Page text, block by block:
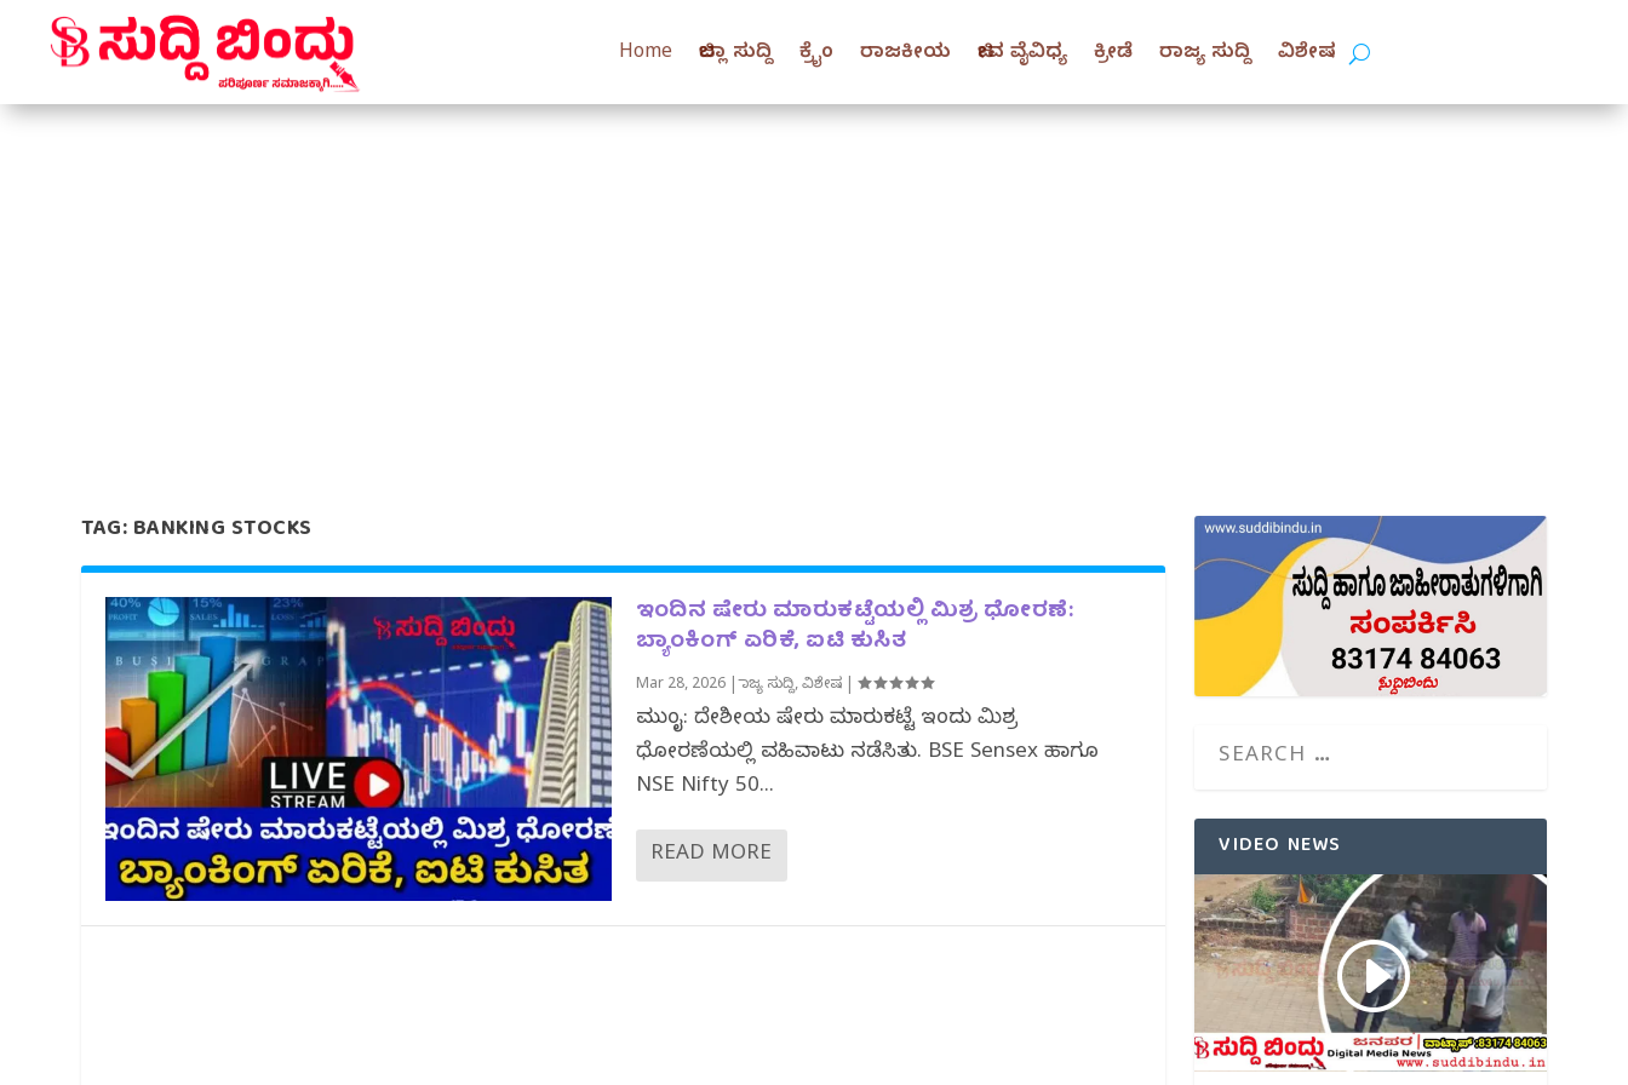
Home ಜಿಲ್ಲಾ ಸುದ್ದಿ ಕ್ರೈಂ ರಾಜಕೀಯ ಜೀವ ವೈವಿಧ್ಯ ಕ್ರೀಡೆ ರಾಜ್ಯ ಸುದ್ದಿ ವಿಶೇಷ
TAG:BANKING STOCKS
ಇಂದಿನ ಷೇರು ಮಾರುಕಟ್ಟೆಯಲ್ಲಿ ಮಿಶ್ರ ಧೋರಣೆ:
ಬ್ಯಾಂಕಿಂಗ್ ಏರಿಕೆ, ಐಟಿ ಕುಸಿತ
Mar 28, 2026|ರಾಜ್ಯ ಸುದ್ದಿ,ವಿಶೇಷ|
ಮುಂಬೈ‌: ದೇಶೀಯ ಷೇರು ಮಾರುಕಟ್ಟೆ ಇಂದು ಮಿಶ್ರ
ಧೋರಣೆಯಲ್ಲಿ ವಹಿವಾಟು ನಡೆಸಿತು. BSE Sensex ಹಾಗೂ
NSE Nifty 50...
READ MORE VIDEO NEWS